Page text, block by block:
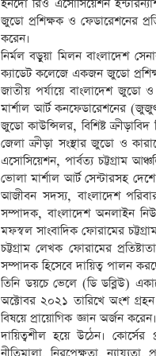
ইনদো রিও এসোসিয়েশন
জুডো প্রশিক্ষক ও ফেডারেশনের
করেন।
নির্মল বড়ুয়া মিলন বাংলাদেশ
ক্যাডেট কলেজে একজন জুডো
জাতীয় পর্যায়ে বাংলাদেশ জুডো ও
মার্শাল আর্ট কনফেডারেশনের
জুডো কাউন্সিলর, বিশিষ্ট ক্রীড়াবিদ
জেলা ক্রীড়া সংস্থার জুডো ও
এসোসিয়েশন, পার্বত্য চট্টগ্রাম
ভোলা মার্শাল আর্ট সেন্টারসহ
আজীবন সদস্য, বাংলাদেশ
সম্পাদক, বাংলাদেশ অনলাইন
মফস্বল সাংবাদিক ফোরামের
চট্টগ্রাম লেখক ফোরামের
সম্পাদক হিসেবে দায়িত্ব পালন
তিনি ডয়চে ভেলে (ডি ডব্লিউ)
অক্টোবর ২০২১ তারিখে অংশ
বিষয়ে প্রায়োগিক জ্ঞান অর্জন
দায়িত্বশীল হয়ে উঠেন। কোর্সের